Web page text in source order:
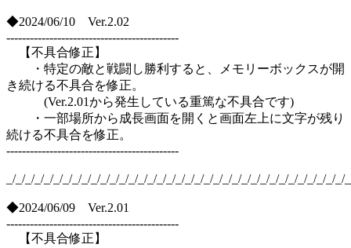
◆2024/06/10 Ver.2.02
--------------------------------------------
【不具合修正】
・特定の敵と戦闘し勝利すると、メモリーボックスが開
き続ける不具合を修正。
(Ver.2.01から発生している重篤な不具合です)
・一部場所から成長画面を開くと画面左上に文字が残り
続ける不具合を修正。
--------------------------------------------
_/_/_/_/_/_/_/_/_/_/_/_/_/_/_/_/_/_/_/_/_/_/_/_/_/_/_/_/_/_/_/_/_/_/_/
◆2024/06/09 Ver.2.01
--------------------------------------------
【不具合修正】